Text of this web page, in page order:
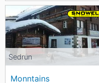
Sedrun
Monntains